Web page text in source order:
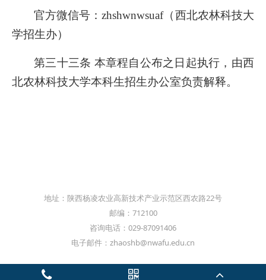
官方微信号：zhshwnwsuaf（西北农林科技大
学招生办）
第三十三条 本章程自公布之日起执行，由西
北农林科技大学本科生招生办公室负责解释。
地址：陕西杨凌农业高新技术产业示范区西农路22号
邮编：712100
咨询电话：029-87091406
电子邮件：zhaoshb@nwafu.edu.cn